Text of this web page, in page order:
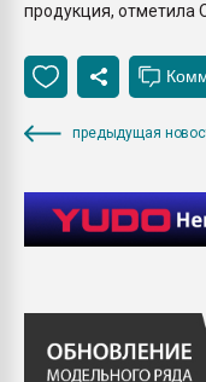
продукция, отметила
предыдущая